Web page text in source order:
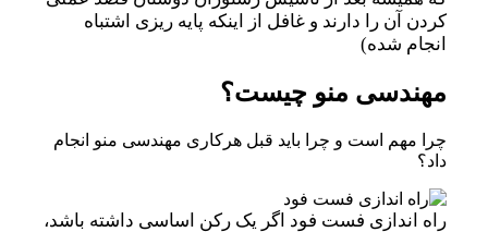
کردن آن را دارند و غافل از اینکه پایه ریزی اشتباه
انجام شده)
مهندسی منو چیست؟
چرا مهم است و چرا باید قبل هرکاری مهندسی منو انجام
راه اندازی فست فود اگر یک رکن اساسی داشته باشد،